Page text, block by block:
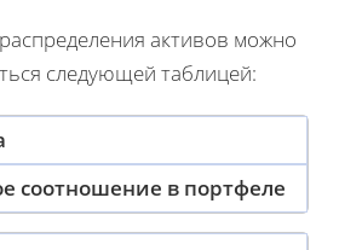
активов можно
следующей таблицей:
соотношение в портфеле